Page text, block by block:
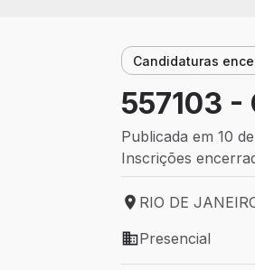
Candidaturas
557103 -
Publicada em 10
Inscrições
Local de trabalho:
RIO DE
Modelo de
Presencial